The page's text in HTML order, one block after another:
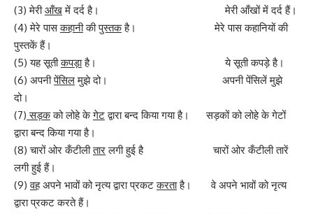
(3) मेरीआँखमें दर्द है। मेरी आँखों में दर्द हैं।
(4) मेरे पासकहानीकीपुस्तकहै। मेरे पास कहानियों की
पुस्तकें हैं।
(5) यह सूतीकपड़ाहै। ये सूती कपड़े है।
(6) अपनीपेंसिलमुझे दो। अपनी पेंसिलें मुझे
दो।
(7) सड़कको लोहे केगेटद्वारा बन्द किया गया है। सड़कों को लोहे के गेटों
द्वारा बन्द किया गया है।
(8) चारों ओर कँटीलीतारलगी हुई है चारों ओर कँटीली तारें
लगी हुई हैं।
(9)वहअपने भावों को नृत्य द्वारा प्रकटकरताहै। वे अपने भावों को नृत्य
द्वारा प्रकट करते हैं।